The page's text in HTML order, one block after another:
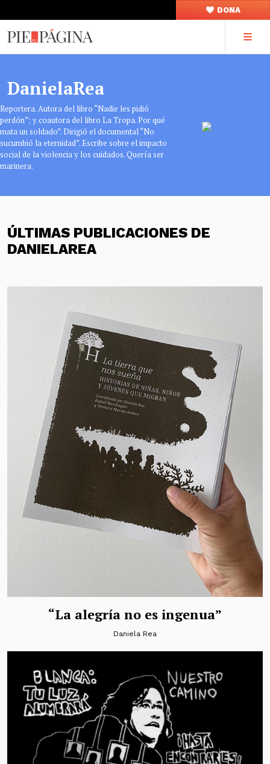
DONA
DanielaRea
Reportera. Autora del libro “Nadie les pidió
perdón”; y coautora del libro La Tropa. Por qué
mata un soldado”. Dirigió el documental “No
sucumbió la eternidad”. Escribe sobre el impacto
social de la violencia y los cuidados. Quería ser
marinera.
ÚLTIMAS PUBLICACIONES DE
DANIELAREA
“La alegría no es ingenua”
Daniela Rea